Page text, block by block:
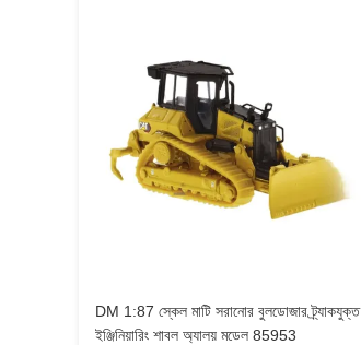
DM 1:87 স্কেল মাটি সরানোর বুলডোজার ট্র্যাকযুক্ত
ইঞ্জিনিয়ারিং শাবল অ্যালয় মডেল 85953